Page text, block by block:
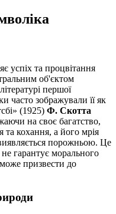
успіх та процвітання
об'єктом
першої
часто зображували її як
(1925) Ф. Скотта
на своє багатство,
кохання, а його мрія
порожньою. Це
гарантує морального
призвести до